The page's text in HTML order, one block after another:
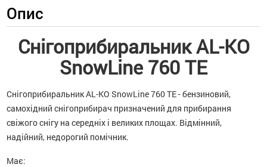
Опис
Снігоприбиральник AL-KO
SnowLine 760 TE
Снігоприбиральник AL-KO SnowLine 760 TE - бензиновий,
самохідний снігоприбирач призначений для прибирання
свіжого снігу на середніх і великих площах. Відмінний,
надійний, недорогий помічник.
Має: